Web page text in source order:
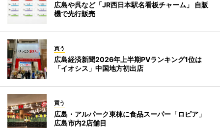
広島や呉など「JR西日本駅名看板チャーム」 自販
機で先行販売
買う
広島経済新聞2026年上半期PVランキング1位は
「イオシス」中国地方初出店
買う
広島・アルパーク東棟に食品スーパー「ロピア」
広島市内2店舗目